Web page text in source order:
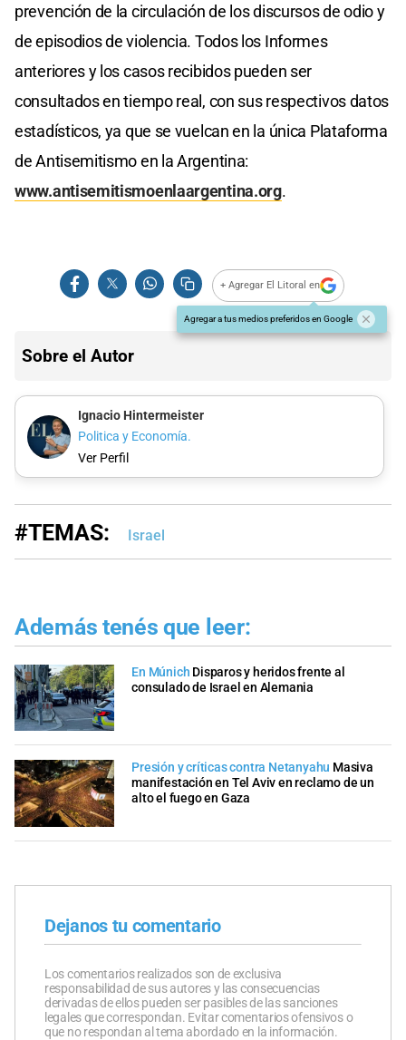
prevención de la circulación de los discursos de odio y
de episodios de violencia. Todos los Informes
anteriores y los casos recibidos pueden ser
consultados en tiempo real, con sus respectivos datos
estadísticos, ya que se vuelcan en la única Plataforma
de Antisemitismo en la Argentina:
www.antisemitismoenlaargentina.org.
+ Agregar El Litoral en
Agregar a tus medios preferidos en Google
Sobre el Autor
Ignacio Hintermeister
Politica y Economía.
Ver Perfil
#TEMAS: Israel
Además tenés que leer:
En Múnich Disparos y heridos frente al
consulado de Israel en Alemania
Presión y críticas contra Netanyahu Masiva
manifestación en Tel Aviv en reclamo de un
alto el fuego en Gaza
Dejanos tu comentario
Los comentarios realizados son de exclusiva
responsabilidad de sus autores y las consecuencias
derivadas de ellos pueden ser pasibles de las sanciones
legales que correspondan. Evitar comentarios ofensivos o
que no respondan al tema abordado en la información.